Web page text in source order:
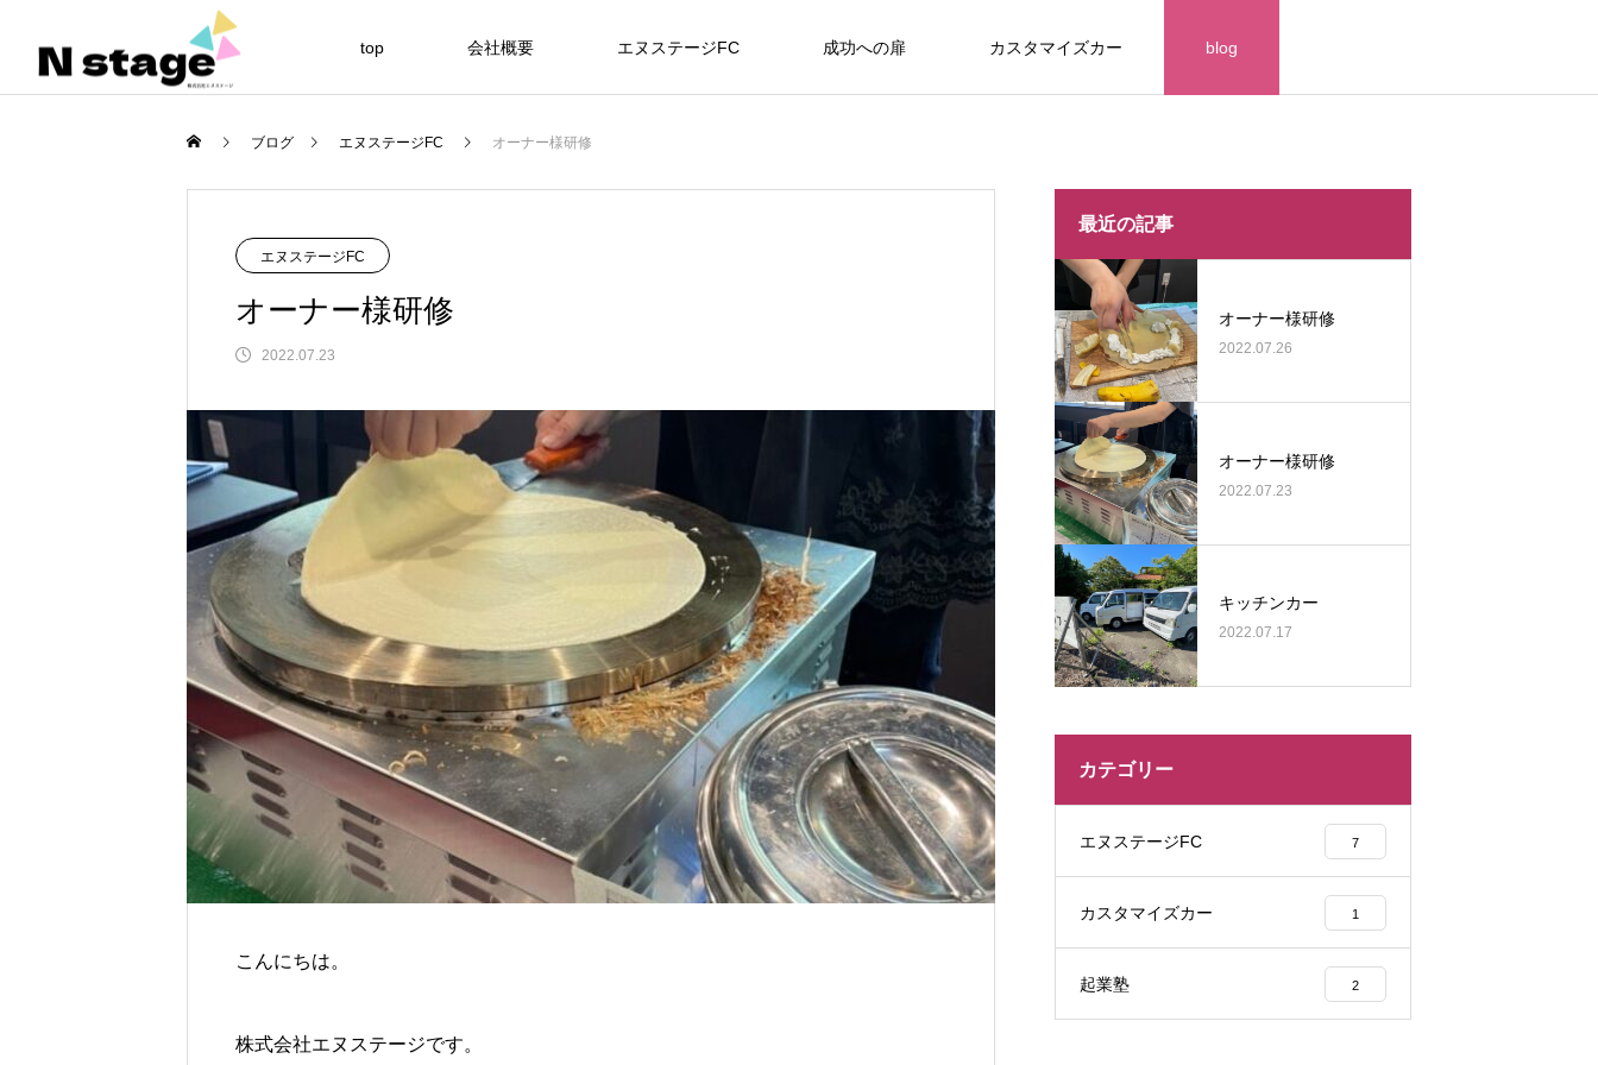
top 会社概要 エヌステージFC 成功への扉 カスタマイズカー blog
Warning
/home/cloverhomep/n--stage.com/public_html/wp-content/themes/meets_tcd086/functions/menu.php
ブログ エヌステージFC オーナー様研修
エヌステージFC
オーナー様研修
2022.07.23
こんにちは。
株式会社エヌステージです。
最近の記事
オーナー様研修
2022.07.26
オーナー様研修
2022.07.23
キッチンカー
2022.07.17
カテゴリー
エヌステージFC 7
カスタマイズカー 1
起業塾 2